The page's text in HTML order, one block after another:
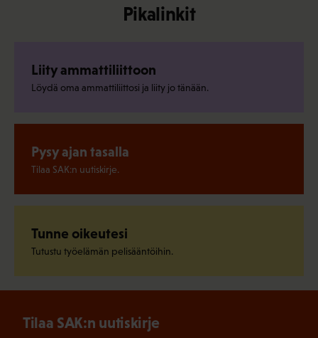
Pikalinkit
Liity ammattiliittoon
Löydä oma ammattiliittosi ja liity jo tänään.
Pysy ajan tasalla
Tilaa SAK:n uutiskirje.
Tunne oikeutesi
Tutustu työelämän pelisääntöihin.
Tilaa SAK:n uutiskirje